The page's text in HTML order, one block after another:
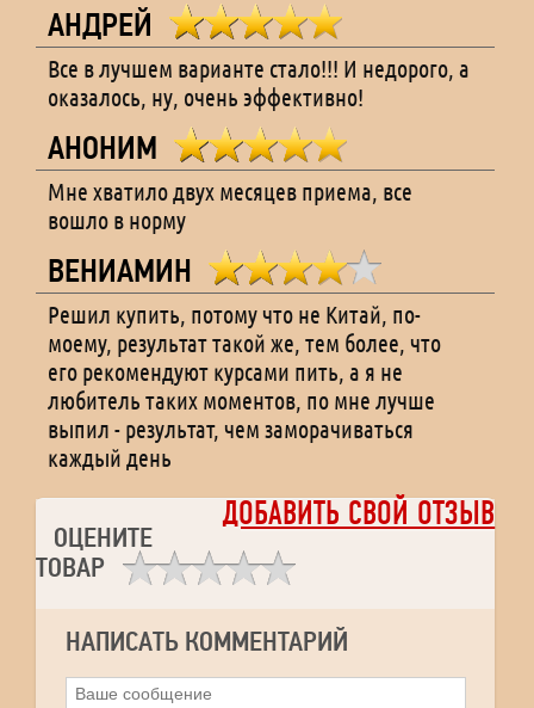
АНДРЕЙ
Все в лучшем варианте стало!!! И недорого, а
оказалось, ну, очень эффективно!
АНОНИМ
Мне хватило двух месяцев приема, все
вошло в норму
ВЕНИАМИН
Решил купить, потому что не Китай, по-
моему, результат такой же, тем более, что
его рекомендуют курсами пить, а я не
любитель таких моментов, по мне лучше
выпил - результат, чем заморачиваться
каждый день
ДОБАВИТЬ СВОЙ ОТЗЫВ
ОЦЕНИТЕ
ТОВАР
НАПИСАТЬ КОММЕНТАРИЙ